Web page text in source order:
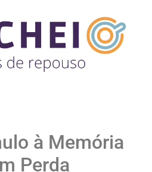
à Memória
Perda